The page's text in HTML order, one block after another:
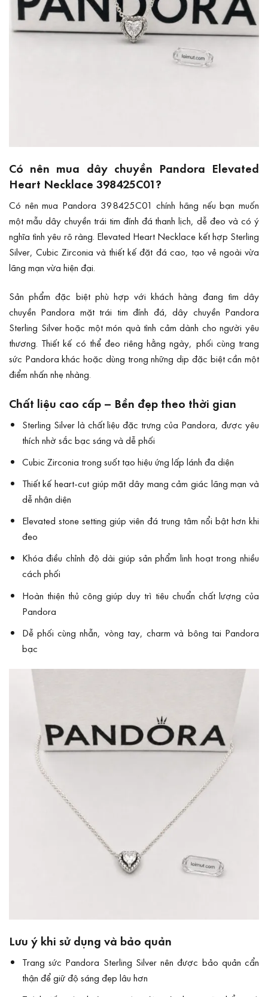
Có nên mua dây chuyền Pandora Elevated
Heart Necklace 398425C01?
Có nên mua Pandora 398425C01 chính hãng nếu bạn muốn
một mẫu dây chuyền trái tim đính đá thanh lịch, dễ đeo và có ý
nghĩa tình yêu rõ ràng. Elevated Heart Necklace kết hợp Sterling
Silver, Cubic Zirconia và thiết kế đặt đá cao, tạo vẻ ngoài vừa
lãng mạn vừa hiện đại.
Sản phẩm đặc biệt phù hợp với khách hàng đang tìm dây
chuyền Pandora mặt trái tim đính đá, dây chuyền Pandora
Sterling Silver hoặc một món quà tình cảm dành cho người yêu
thương. Thiết kế có thể đeo riêng hằng ngày, phối cùng trang
sức Pandora khác hoặc dùng trong những dịp đặc biệt cần một
điểm nhấn nhẹ nhàng.
Chất liệu cao cấp – Bền đẹp theo thời gian
Sterling Silver là chất liệu đặc trưng của Pandora, được yêu
thích nhờ sắc bạc sáng và dễ phối
Cubic Zirconia trong suốt tạo hiệu ứng lấp lánh đa diện
Thiết kế heart-cut giúp mặt dây mang cảm giác lãng mạn và
dễ nhận diện
Elevated stone setting giúp viên đá trung tâm nổi bật hơn khi
đeo
Khóa điều chỉnh độ dài giúp sản phẩm linh hoạt trong nhiều
cách phối
Hoàn thiện thủ công giúp duy trì tiêu chuẩn chất lượng của
Pandora
Dễ phối cùng nhẫn, vòng tay, charm và bông tai Pandora
bạc
Lưu ý khi sử dụng và bảo quản
Trang sức Pandora Sterling Silver nên được bảo quản cẩn
thận để giữ độ sáng đẹp lâu hơn